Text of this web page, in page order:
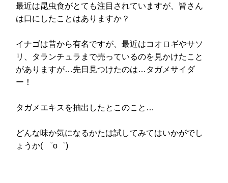
最近は昆虫食がとても注目されていますが、皆さん
は口にしたことはありますか？
イナゴは昔から有名ですが、最近はコオロギやサソ
リ、タランチュラまで売っているのを見かけたこと
がありますが…先日見つけたのは…タガメサイダ
ー！
タガメエキスを抽出したとこのこと…
どんな味か気になるかたは試してみてはいかがでし
ょうか( ゜o゜)